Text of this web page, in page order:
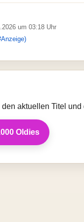
um 03:18 Uhr
aktuellen Titel
Oldies